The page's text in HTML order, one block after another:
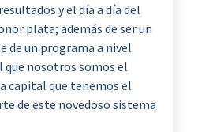
y el día a día del
plata; además de ser un
un programa a nivel
que nosotros somos el
capital que tenemos el
de este novedoso sistema